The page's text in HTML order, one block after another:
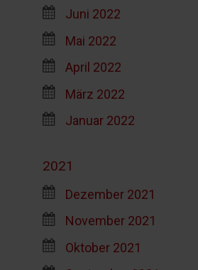
Juni 2022
Mai 2022
April 2022
März 2022
Januar 2022
2021
Dezember 2021
November 2021
Oktober 2021